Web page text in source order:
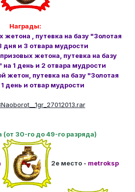
Награды:
жетона , путевка на базу "Золотая
дня и 3 отвара мудрости
жетона, путевка на базу
1 день и 2 отвара мудрости
жетон, путевка на базу "Золотая
день и отвар мудрости
(от 30-го до 49-го разряда)
2е место - metroksp